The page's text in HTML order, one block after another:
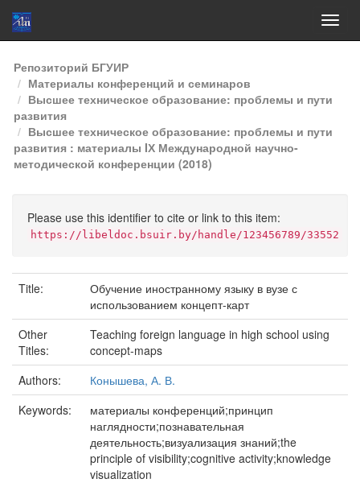
Skip
navigation
Репозиторий БГУИР
Материалы конференций и семинаров
Высшее техническое образование: проблемы и пути
развития
Высшее техническое образование: проблемы и пути
развития : материалы IХ Международной научно-
методической конференции (2018)
Please use this identifier to cite or link to this item:
https://libeldoc.bsuir.by/handle/123456789/33552
Title:
Обучение иностранному языку в вузе с
использованием концепт-карт
Other
Titles:
Teaching foreign language in high school using
concept-maps
Authors:
Конышева, А. В.
Keywords:
материалы конференций;принцип
наглядности;познавательная
деятельность;визуализация знаний;the
principle of visibility;cognitive activity;knowledge
visualization